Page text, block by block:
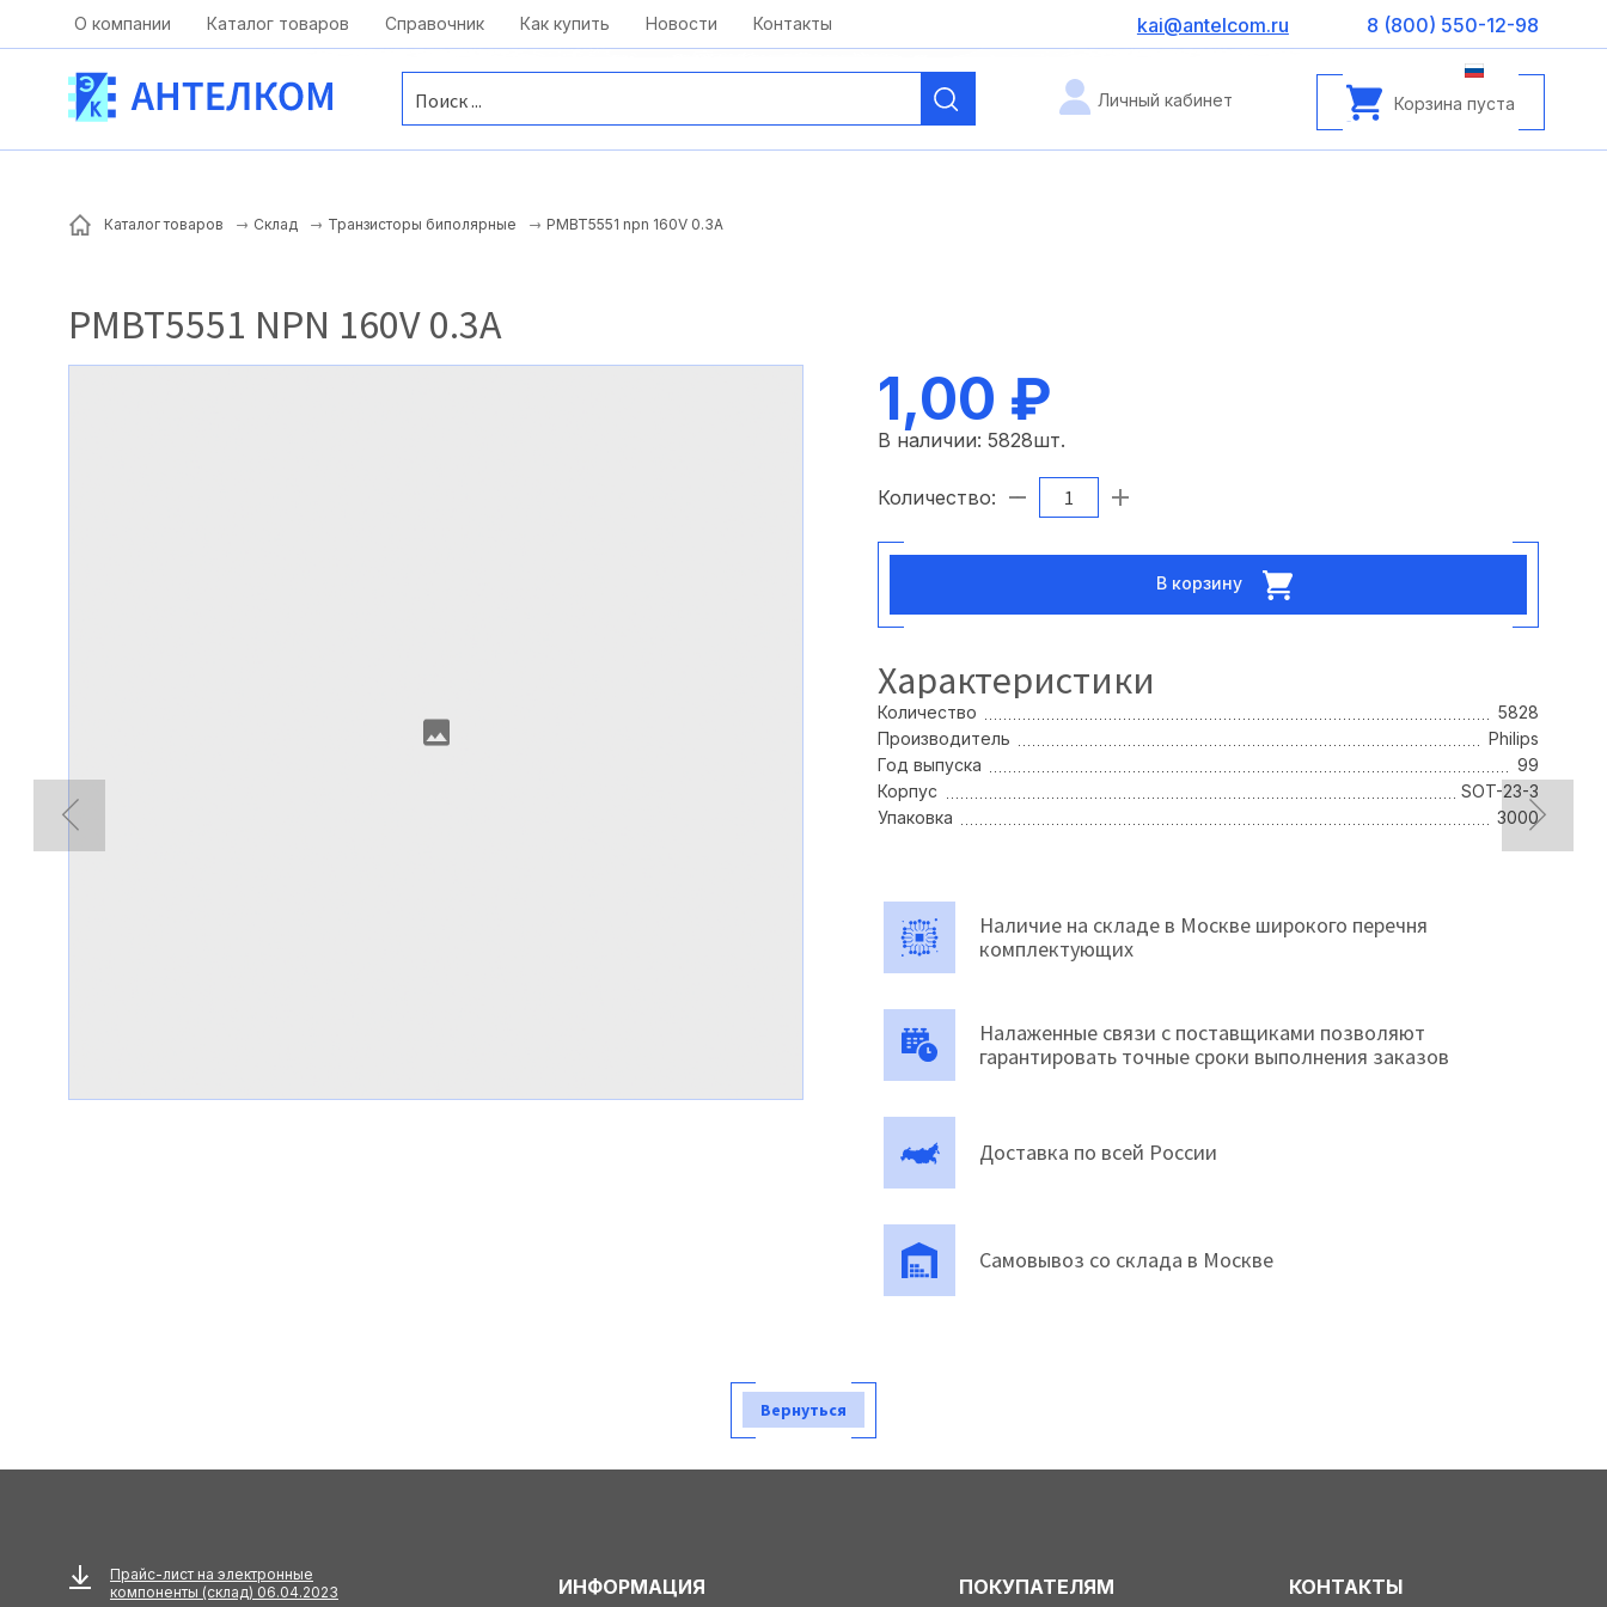
kai@antelcom.ru
Москва, ул. Московская, д.1 офис 1 c 08:00 до 20:00
О компании Каталог товаров Справочник Как купить Новости Контакты 8 (800) 550-12-98
kai@antelcom.ru
Корзина пуста
Личный кабинет
Каталог товаров Склад Транзисторы биполярные PMBT5551 npn 160V 0.3A
PMBT5551 NPN 160V 0.3A
1,00 ₽
В наличии: 5828шт.
Количество:
В корзину
Характеристики
Количество
5828
Производитель
Philips
Год выпуска
99
Корпус
SOT-23-3
Упаковка
3000
Наличие на складе в Москве широкого перечня
комплектующих
Налаженные связи с поставщиками позволяют
гарантировать точные сроки выполнения заказов
Доставка по всей России
Самовывоз со склада в Москве
Вернуться
Прайс-лист на электронные
компоненты (склад) 06.04.2023
ИНФОРМАЦИЯ ПОКУПАТЕЛЯМ КОНТАКТЫ